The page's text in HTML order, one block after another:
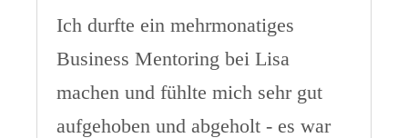
Ich durfte ein mehrmonatiges
Business Mentoring bei Lisa
machen und fühlte mich sehr gut
aufgehoben und abgeholt - es war